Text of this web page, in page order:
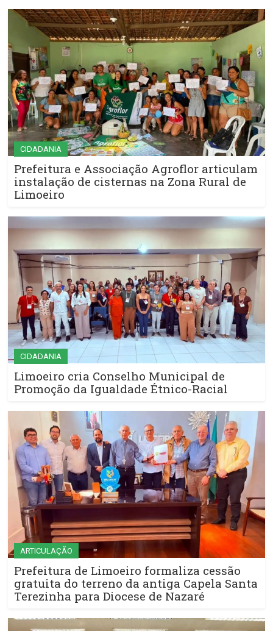
CIDADANIA
Prefeitura e Associação Agroflor articulam
instalação de cisternas na Zona Rural de
Limoeiro
CIDADANIA
Limoeiro cria Conselho Municipal de
Promoção da Igualdade Étnico-Racial
ARTICULAÇÃO
Prefeitura de Limoeiro formaliza cessão
gratuita do terreno da antiga Capela Santa
Terezinha para Diocese de Nazaré